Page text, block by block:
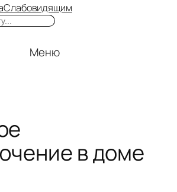
Слабовидящим
Меню
в доме